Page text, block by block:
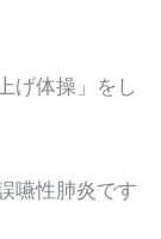
体操」をし
嚥性肺炎です